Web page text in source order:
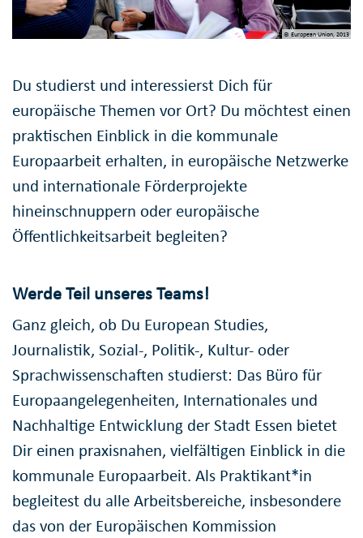
© European Union, 2013
Du studierst und interessierst Dich für
europäische Themen vor Ort? Du möchtest einen
praktischen Einblick in die kommunale
Europaarbeit erhalten, in europäische Netzwerke
und internationale Förderprojekte
hineinschnuppern oder europäische
Öffentlichkeitsarbeit begleiten?
Werde Teil unseres Teams!
Ganz gleich, ob Du European Studies,
Journalistik, Sozial-, Politik-, Kultur- oder
Sprachwissenschaften studierst: Das Büro für
Europaangelegenheiten, Internationales und
Nachhaltige Entwicklung der Stadt Essen bietet
Dir einen praxisnahen, vielfältigen Einblick in die
kommunale Europaarbeit. Als Praktikant*in
begleitest du alle Arbeitsbereiche, insbesondere
das von der Europäischen Kommission